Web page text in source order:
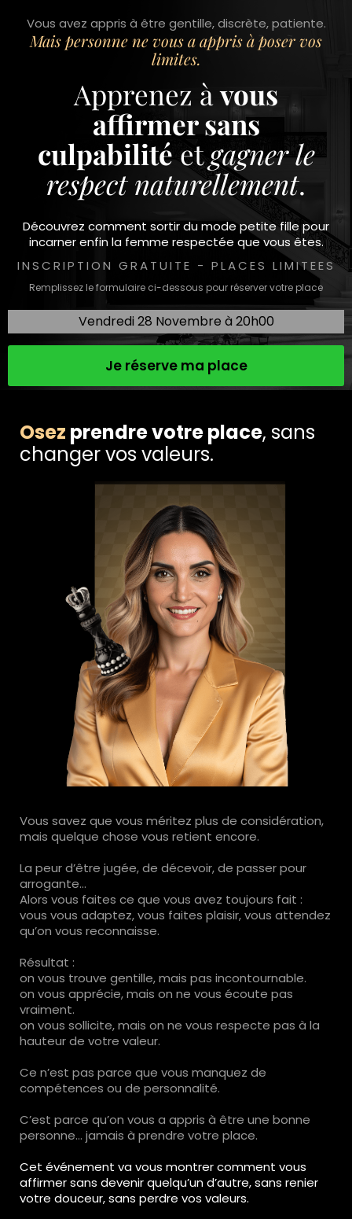
Vous avez appris à être gentille, discrète, patiente.
Mais personne ne vous a appris à poser vos
limites.
Apprenez àvous
affirmer sans
culpabilité etgagner le
respect naturellement.
Découvrez comment sortir du mode petite fille pour
incarner enfin la femme respectée que vous êtes.
INSCRIPTION GRATUITE - PLACES LIMITEES
Remplissez le formulaire ci-dessous pour réserver votre place
Vendredi 28 Novembre à 20h00
Je réserve ma place
Osez prendre votre place, sans
changer vos valeurs.
Vous savez que vous méritez plus de considération,
mais quelque chose vous retient encore.
La peur d’être jugée, de décevoir, de passer pour
arrogante…
Alors vous faites ce que vous avez toujours fait :
vous vous adaptez, vous faites plaisir, vous attendez
qu’on vous reconnaisse.
Résultat :
on vous trouve gentille, mais pas incontournable.
on vous apprécie, mais on ne vous écoute pas
vraiment.
on vous sollicite, mais on ne vous respecte pas à la
hauteur de votre valeur.
Ce n’est pas parce que vous manquez de
compétences ou de personnalité.
C’est parce qu’on vous a appris à être une bonne
personne… jamais à prendre votre place.
Cet événement va vous montrer comment vous
affirmer sans devenir quelqu’un d’autre, sans renier
votre douceur, sans perdre vos valeurs.